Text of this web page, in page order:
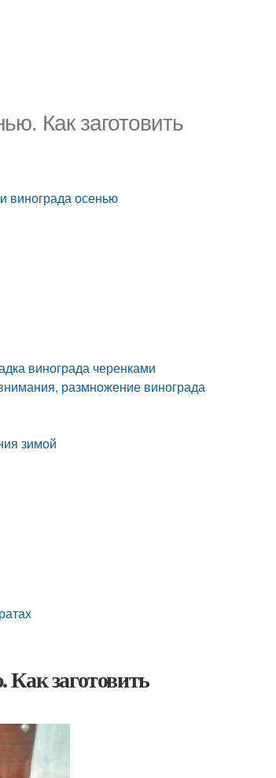
Как заготовить
винограда осенью
винограда черенками
размножение винограда
зимой
заготовить